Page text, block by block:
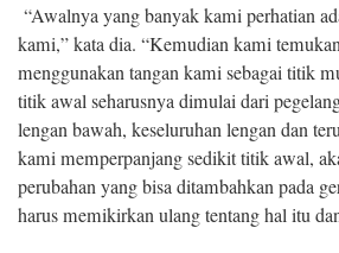
“Awalnya yang banyak kami perhatian
kami,” kata dia. “Kemudian kami
menggunakan tangan kami sebagai titik
titik awal seharusnya dimulai dari
lengan bawah, keseluruhan lengan dan
kami memperpanjang sedikit titik awal,
perubahan yang bisa ditambahkan pada
harus memikirkan ulang tentang hal itu